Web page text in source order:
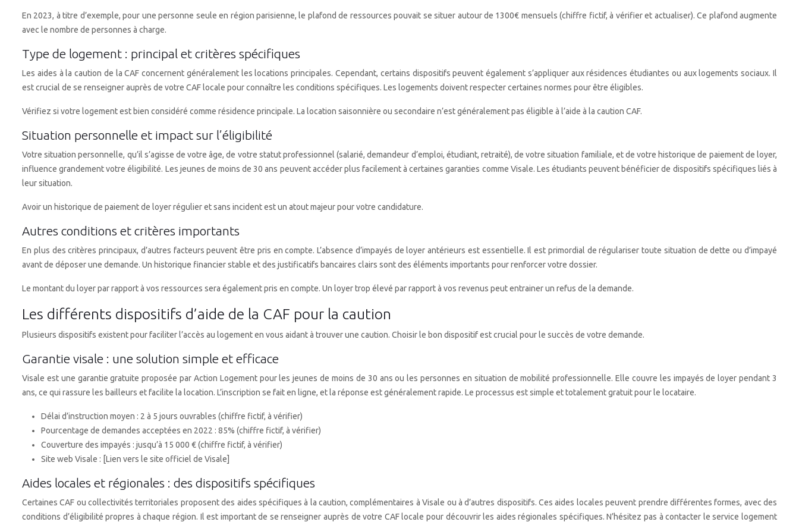
En 2023, à titre d’exemple, pour une personne seule en région parisienne, le plafond de ressources pouvait se situer autour de 1300€ mensuels (chiffre fictif, à vérifier et actualiser). Ce plafond augmente
avec le nombre de personnes à charge.
Type de logement : principal et critères spécifiques
Les aides à la caution de la CAF concernent généralement les locations principales. Cependant, certains dispositifs peuvent également s’appliquer aux résidences étudiantes ou aux logements sociaux. Il
est crucial de se renseigner auprès de votre CAF locale pour connaître les conditions spécifiques. Les logements doivent respecter certaines normes pour être éligibles.
Vérifiez si votre logement est bien considéré comme résidence principale. La location saisonnière ou secondaire n’est généralement pas éligible à l’aide à la caution CAF.
Situation personnelle et impact sur l’éligibilité
Votre situation personnelle, qu’il s’agisse de votre âge, de votre statut professionnel (salarié, demandeur d’emploi, étudiant, retraité), de votre situation familiale, et de votre historique de paiement de loyer,
influence grandement votre éligibilité. Les jeunes de moins de 30 ans peuvent accéder plus facilement à certaines garanties comme Visale. Les étudiants peuvent bénéficier de dispositifs spécifiques liés à
leur situation.
Avoir un historique de paiement de loyer régulier et sans incident est un atout majeur pour votre candidature.
Autres conditions et critères importants
En plus des critères principaux, d’autres facteurs peuvent être pris en compte. L’absence d’impayés de loyer antérieurs est essentielle. Il est primordial de régulariser toute situation de dette ou d’impayé
avant de déposer une demande. Un historique financier stable et des justificatifs bancaires clairs sont des éléments importants pour renforcer votre dossier.
Le montant du loyer par rapport à vos ressources sera également pris en compte. Un loyer trop élevé par rapport à vos revenus peut entrainer un refus de la demande.
Les différents dispositifs d’aide de la CAF pour la caution
Plusieurs dispositifs existent pour faciliter l’accès au logement en vous aidant à trouver une caution. Choisir le bon dispositif est crucial pour le succès de votre demande.
Garantie visale : une solution simple et efficace
Visale est une garantie gratuite proposée par Action Logement pour les jeunes de moins de 30 ans ou les personnes en situation de mobilité professionnelle. Elle couvre les impayés de loyer pendant 3
ans, ce qui rassure les bailleurs et facilite la location. L’inscription se fait en ligne, et la réponse est généralement rapide. Le processus est simple et totalement gratuit pour le locataire.
Délai d’instruction moyen : 2 à 5 jours ouvrables (chiffre fictif, à vérifier)
Pourcentage de demandes acceptées en 2022 : 85% (chiffre fictif, à vérifier)
Couverture des impayés : jusqu’à 15 000 € (chiffre fictif, à vérifier)
Site web Visale : [Lien vers le site officiel de Visale]
Aides locales et régionales : des dispositifs spécifiques
Certaines CAF ou collectivités territoriales proposent des aides spécifiques à la caution, complémentaires à Visale ou à d’autres dispositifs. Ces aides locales peuvent prendre différentes formes, avec des
conditions d’éligibilité propres à chaque région. Il est important de se renseigner auprès de votre CAF locale pour découvrir les aides régionales spécifiques. N’hésitez pas à contacter le service logement